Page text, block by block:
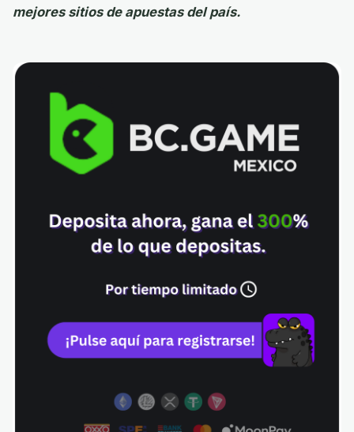
mejores sitios de apuestas del país.